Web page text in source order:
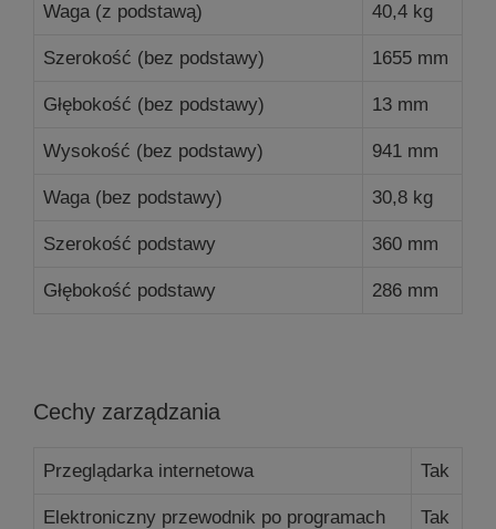
Waga (z podstawą) 40,4 kg
Szerokość (bez podstawy) 1655 mm
Głębokość (bez podstawy) 13 mm
Wysokość (bez podstawy) 941 mm
Waga (bez podstawy) 30,8 kg
Szerokość podstawy 360 mm
Głębokość podstawy 286 mm
Cechy zarządzania
Przeglądarka internetowa Tak
Elektroniczny przewodnik po programach Tak